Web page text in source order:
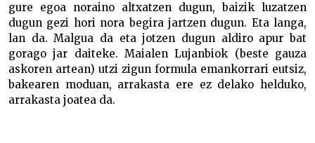
gure egoa noraino altxatzen dugun, baizik luzatzen
dugun gezi hori nora begira jartzen dugun. Eta langa,
lan da. Malgua da eta jotzen dugun aldiro apur bat
gorago jar daiteke. Maialen Lujanbiok (beste gauza
askoren artean) utzi zigun formula emankorrari eutsiz,
bakearen moduan, arrakasta ere ez delako helduko,
arrakasta joatea da.